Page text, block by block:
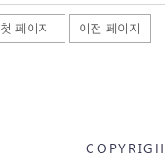
첫 페이지 이전 페이지